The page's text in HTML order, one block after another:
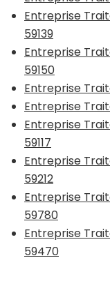
Entreprise
59139
Entreprise
59150
Entreprise
Entreprise
Entreprise
59117
Entreprise
59212
Entreprise
59780
Entreprise
59470